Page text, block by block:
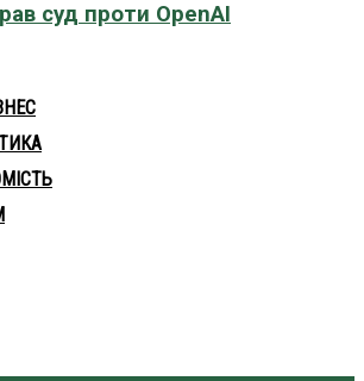
суд проти OpenAI